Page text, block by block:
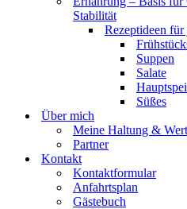
Stabilität
Rezeptideen für
Suppen
Salate
Süßes
Über mich
Meine Haltung &
Partner
Kontakt
Kontaktformular
Anfahrtsplan
Gästebuch